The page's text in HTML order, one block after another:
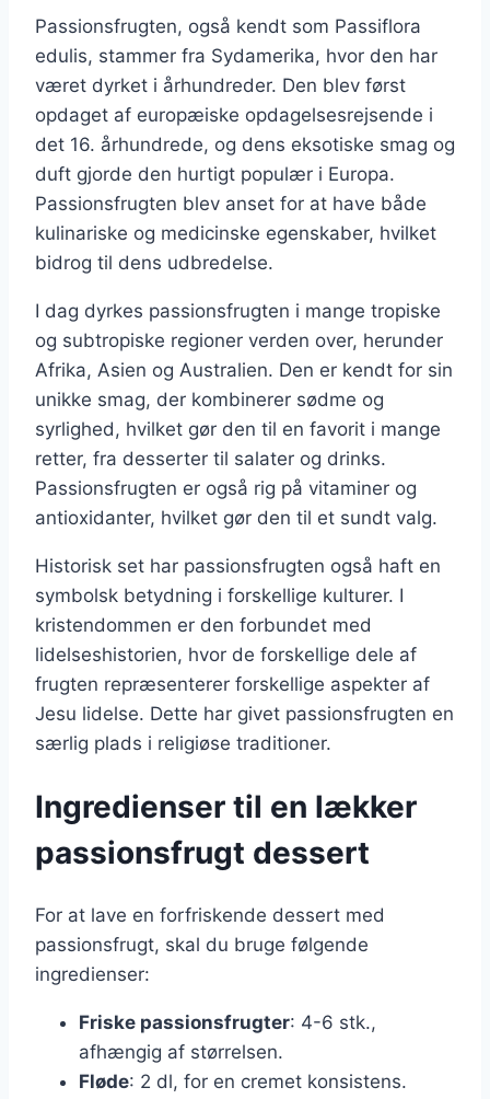
Passionsfrugten, også kendt som Passiflora
edulis, stammer fra Sydamerika, hvor den har
været dyrket i århundreder. Den blev først
opdaget af europæiske opdagelsesrejsende i
det 16. århundrede, og dens eksotiske smag og
duft gjorde den hurtigt populær i Europa.
Passionsfrugten blev anset for at have både
kulinariske og medicinske egenskaber, hvilket
bidrog til dens udbredelse.
I dag dyrkes passionsfrugten i mange tropiske
og subtropiske regioner verden over, herunder
Afrika, Asien og Australien. Den er kendt for sin
unikke smag, der kombinerer sødme og
syrlighed, hvilket gør den til en favorit i mange
retter, fra desserter til salater og drinks.
Passionsfrugten er også rig på vitaminer og
antioxidanter, hvilket gør den til et sundt valg.
Historisk set har passionsfrugten også haft en
symbolsk betydning i forskellige kulturer. I
kristendommen er den forbundet med
lidelseshistorien, hvor de forskellige dele af
frugten repræsenterer forskellige aspekter af
Jesu lidelse. Dette har givet passionsfrugten en
særlig plads i religiøse traditioner.
Ingredienser til en lækker
passionsfrugt dessert
For at lave en forfriskende dessert med
passionsfrugt, skal du bruge følgende
ingredienser:
Friske passionsfrugter: 4-6 stk.,
afhængig af størrelsen.
Fløde: 2 dl, for en cremet konsistens.